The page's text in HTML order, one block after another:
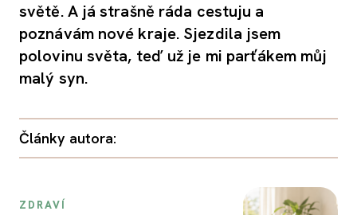
světě. A já strašně ráda cestuju a
poznávám nové kraje. Sjezdila jsem
polovinu světa, teď už je mi parťákem můj
malý syn.
Články autora:
ZDRAVÍ